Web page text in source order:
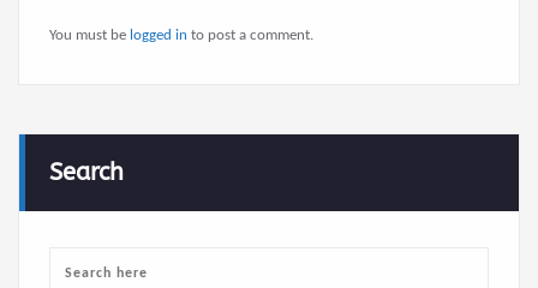
You must be logged in to post a comment.
Search